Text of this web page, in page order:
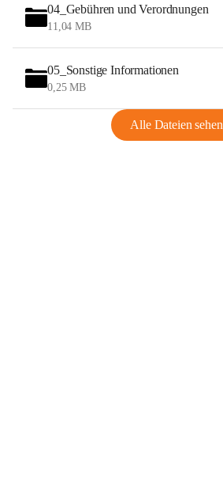
04_Gebühren und Verordnungen
11,04 MB
05_Sonstige Informationen
0,25 MB
Alle Dateien sehen